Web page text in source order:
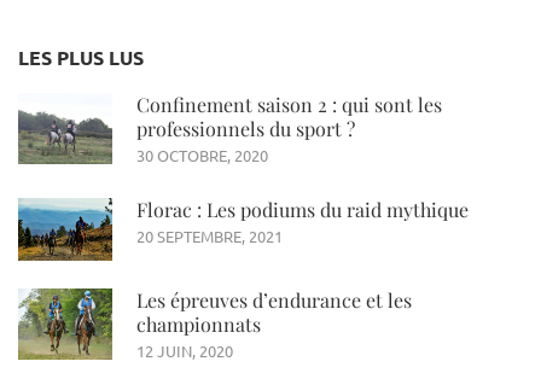
LES PLUS LUS
Confinement saison 2 : qui sont les
professionnels du sport ?
30 OCTOBRE, 2020
Florac : Les podiums du raid mythique
20 SEPTEMBRE, 2021
Les épreuves d’endurance et les
championnats
12 JUIN, 2020